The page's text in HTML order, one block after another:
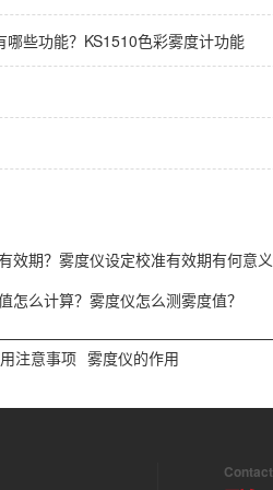
哪些功能？KS1510色彩雾度计功能
效期？雾度仪设定校准有效期有何意义
怎么计算？雾度仪怎么测雾度值？
注意事项 雾度仪的作用